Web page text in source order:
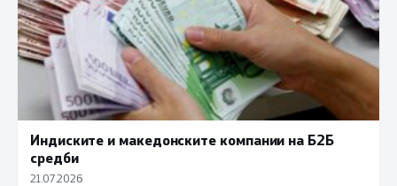
Индиските и македонските компании на Б2Б
средби
21.07.2026